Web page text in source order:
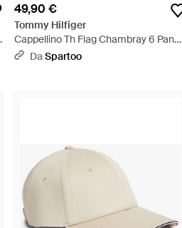
49,90 €
Tommy Hilfiger
Cappellino Th Flag Chambray 6 Panel
Cap - Grigio
DaSpartoo